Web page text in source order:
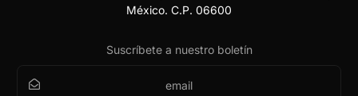
México. C.P. 06600
Suscríbete a nuestro boletín